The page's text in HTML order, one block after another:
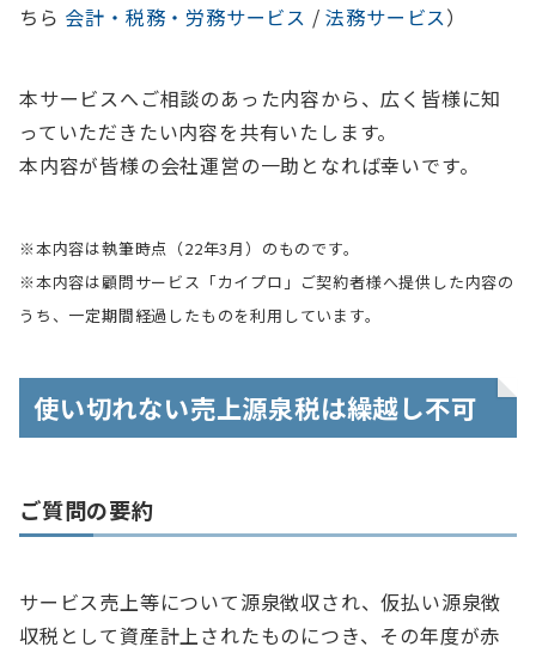
ちら 会計・税務・労務サービス /法務サービス）
本サービスへご相談のあった内容から、広く皆様に知
っていただきたい内容を共有いたします。
本内容が皆様の会社運営の一助となれば幸いです。
※本内容は執筆時点（22年3月）のものです。
※本内容は顧問サービス「カイプロ」ご契約者様へ提供した内容の
うち、一定期間経過したものを利用しています。
使い切れない売上源泉税は繰越し不可
ご質問の要約
サービス売上等について源泉徴収され、仮払い源泉徴
収税として資産計上されたものにつき、その年度が赤